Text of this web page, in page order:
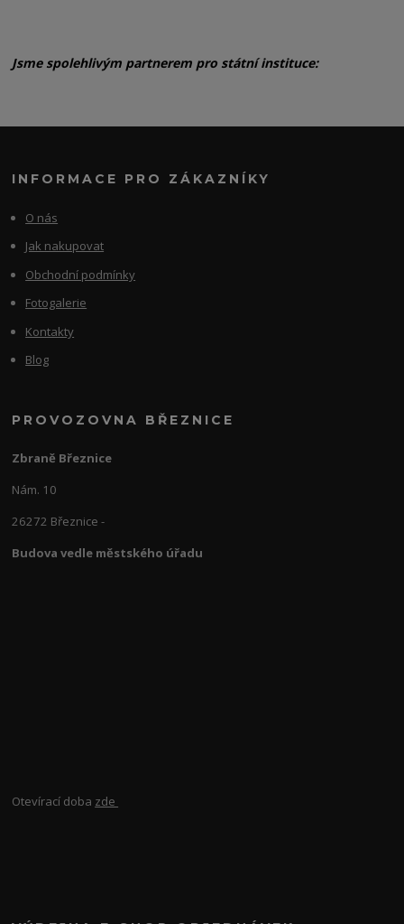
Jsme spolehlivým partnerem pro státní instituce:
INFORMACE PRO ZÁKAZNÍKY
O nás
Jak nakupovat
Obchodní podmínky
Fotogalerie
Kontakty
Blog
PROVOZOVNA BŘEZNICE
Zbraně Březnice
Nám. 10
26272 Březnice -
Budova vedle městského úřadu
Otevírací doba zde